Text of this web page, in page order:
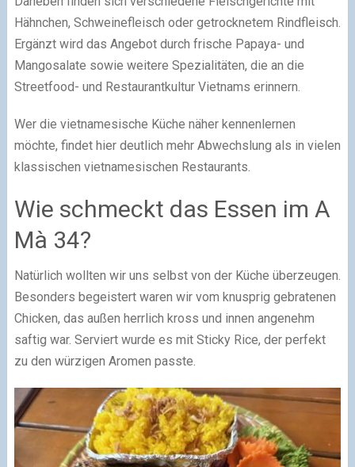
Hähnchen, Schweinefleisch oder getrocknetem Rindfleisch.
Ergänzt wird das Angebot durch frische Papaya- und
Mangosalate sowie weitere Spezialitäten, die an die
Streetfood- und Restaurantkultur Vietnams erinnern.
Wer die vietnamesische Küche näher kennenlernen
möchte, findet hier deutlich mehr Abwechslung als in vielen
klassischen vietnamesischen Restaurants.
Wie schmeckt das Essen im A
Mà 34?
Natürlich wollten wir uns selbst von der Küche überzeugen.
Besonders begeistert waren wir vom knusprig gebratenen
Chicken, das außen herrlich kross und innen angenehm
saftig war. Serviert wurde es mit Sticky Rice, der perfekt
zu den würzigen Aromen passte.